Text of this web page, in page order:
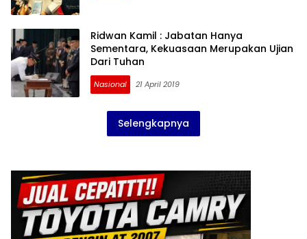
Ridwan Kamil : Jabatan Hanya
Sementara, Kekuasaan Merupakan Ujian
Dari Tuhan
Nasional 21 April 2019
Selengkapnya